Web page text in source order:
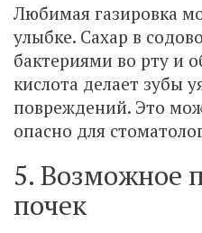
Любимая газировка
улыбке. Сахар в
бактериями во рту и
кислота делает зубы
повреждений. Это
опасно для
5. Возможное
почек